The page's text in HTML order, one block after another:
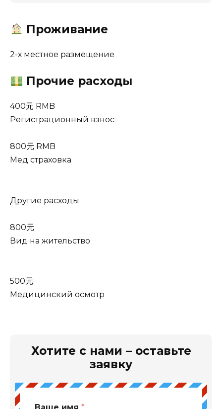
Проживание
2-х местное размещение
Прочие расходы
400元 RMB
Регистрационный взнос
800元 RMB
Мед страховка
Другие расходы
800元
Вид на жительство
500元
Медицинский осмотр
Хотите с нами – оставьте
заявку